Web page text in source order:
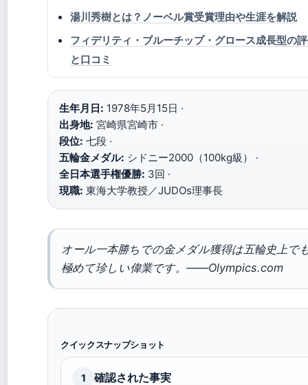
湯川秀樹とは？ノーベル賞受賞理由や生涯を解説
フィデリティ・ブルーチップ・グロース成長型の
と口コミ
生年月日: 1978年5月15日 ·
出身地: 宮崎県宮崎市 ·
段位: 七段 ·
五輪金メダル: シドニー2000（100kg級） ·
全日本選手権優勝: 3回 ·
現職: 東海大学教授／JUDOs理事長
オール一本勝ちでの金メダル獲得は五輪史上で
極めて珍しい偉業です。——Olympics.com
クイックスナップショット
1 確認された事実